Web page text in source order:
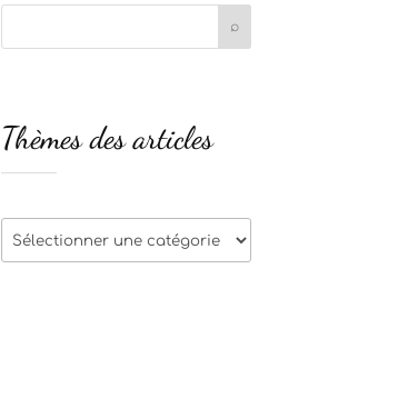
Thèmes des articles
Thèmes
des